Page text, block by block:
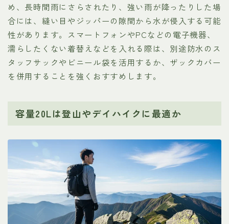
め、長時間雨にさらされたり、強い雨が降ったりした場
合には、縫い目やジッパーの隙間から水が侵入する可能
性があります。スマートフォンやPCなどの電子機器、
濡らしたくない着替えなどを入れる際は、別途防水のス
タッフサックやビニール袋を活用するか、ザックカバー
を併用することを強くおすすめします。
容量20Lは登山やデイハイクに最適か